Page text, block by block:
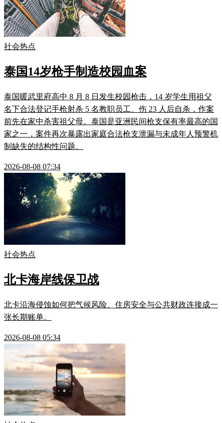
社会热点
泰国14岁枪手制造校园血案
泰国暖武里府高中 8 月 8 日发生校园枪击，14 岁学生用祖父
名下合法登记手枪射杀 5 名教职员工、伤 23 人后自杀，作案
前先在家中杀害祖父母。泰国是亚洲民间枪支保有率最高的国
家之一，案件再次暴露出家庭合法枪支泄漏与未成年人预警机
制缺失的结构性问题。
2026-08-08 07:34
社会热点
北卡海岸线保卫战
北卡沿海侵蚀如何把气候风险、住房安全与公共财政连接成一
张长期账单。
2026-08-08 05:34